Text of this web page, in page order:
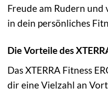
Freude am Rudern
in dein persönliches
Die Vorteile des
Das XTERRA Fitness
dir eine Vielzahl an